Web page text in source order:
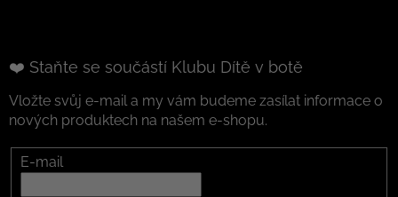
❤️ Staňte se součástí Klubu Dítě v botě
Vložte svůj e-mail a my vám budeme zasílat informace o
nových produktech na našem e-shopu.
E-mail